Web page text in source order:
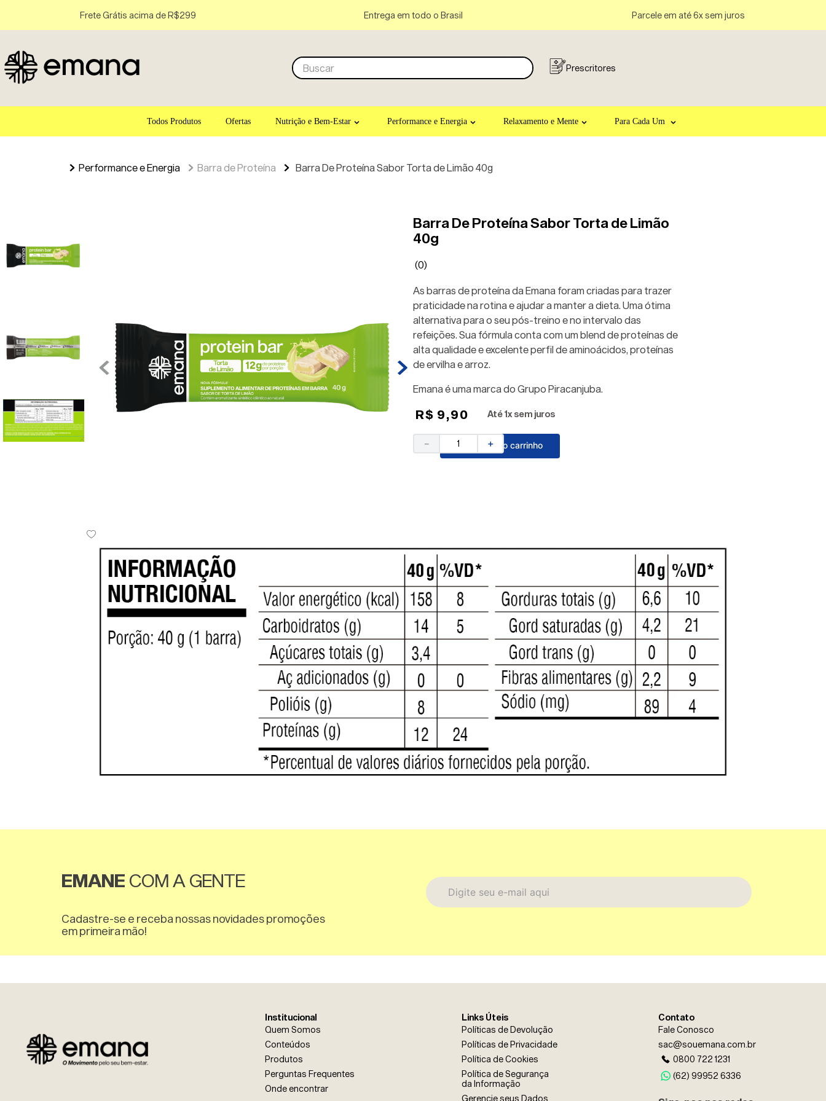
Frete Grátis acima de R$299 Entrega em todo o Brasil Parcele em até 6x sem juros
Buscar
Prescritores
Todos Produtos Ofertas Nutrição e Bem-Estar Performance e Energia Relaxamento e Mente Para Cada Um
Performance e Energia Barra de Proteína Barra De Proteína Sabor Torta de Limão 40g
Barra De Proteína Sabor Torta de Limão
40g
(0)
As barras de proteína da Emana foram criadas para trazer
praticidade na rotina e ajudar a manter a dieta. Uma ótima
alternativa para o seu pós-treino e no intervalo das
refeições. Sua fórmula conta com um blend de proteínas de
alta qualidade e excelente perfil de aminoácidos, proteínas
de ervilha e arroz.
Emana é uma marca do Grupo Piracanjuba.
R$ 9,90 Até1x sem juros
＋
－ Adicionar ao carrinho
EMANE COM A GENTE
Cadastre-se e receba nossas novidades promoções
em primeira mão!
* Ao enviar esse formulário, você confirma ter 18 anos ou mais.
* Estou de acordo com a coleta e uso dos dados fornecidos para
as finalidades aqui descritas.
Enviar
Institucional
Quem Somos
Conteúdos
Produtos
Perguntas Frequentes
Onde encontrar
Links Úteis
Políticas de Devolução
Políticas de Privacidade
Política de Cookies
Política de Segurança
da Informação
Gerencie seus Dados
Contato
Fale Conosco
sac@souemana.com.br
0800 722 1231
(62) 99952 6336